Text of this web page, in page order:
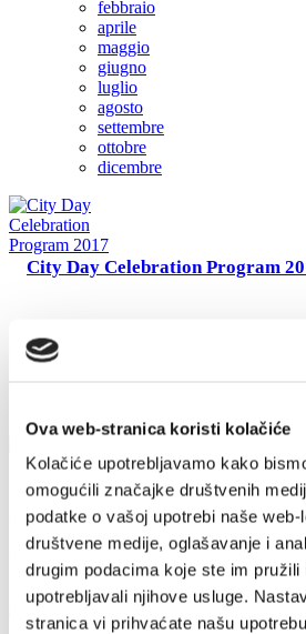
Ova web-stranica koristi kolačiće
Kolačiće upotrebljavamo kako
omogućili značajke društvenih
podatke o vašoj upotrebi naše
društvene medije, oglašavanje i
drugim podacima koje ste im
upotrebljavali njihove usluge.
stranica vi prihvaćate našu
Safe in Dalmatia
it
+385 21 227 933 info@kastela-info.hr
Villa Nika, Kamberovo šetalište 30,
21216 Kaštel Stari, Hrvatska
febbraio
aprile
maggio
giugno
luglio
agosto
settembre
ottobre
dicembre
City Day Celebration Program
Villa Nika, Kamberovo šetalište 30
21216 Kaštel Stari, Hrvatska
+385 21 227 933 info@kastela-info.hr